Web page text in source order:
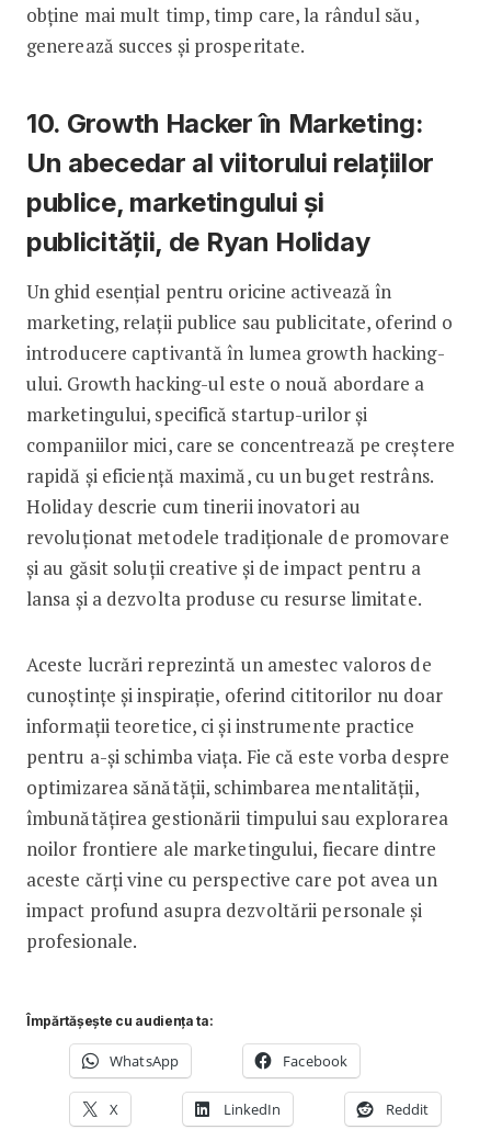
obține mai mult timp, timp care, la rândul său,
generează succes și prosperitate.
10. Growth Hacker în Marketing:
Un abecedar al viitorului relațiilor
publice, marketingului și
publicității, de Ryan Holiday
Un ghid esențial pentru oricine activează în
marketing, relații publice sau publicitate, oferind o
introducere captivantă în lumea growth hacking-
ului. Growth hacking-ul este o nouă abordare a
marketingului, specifică startup-urilor și
companiilor mici, care se concentrează pe creștere
rapidă și eficiență maximă, cu un buget restrâns.
Holiday descrie cum tinerii inovatori au
revoluționat metodele tradiționale de promovare
și au găsit soluții creative și de impact pentru a
lansa și a dezvolta produse cu resurse limitate.
Aceste lucrări reprezintă un amestec valoros de
cunoștințe și inspirație, oferind cititorilor nu doar
informații teoretice, ci și instrumente practice
pentru a-și schimba viața. Fie că este vorba despre
optimizarea sănătății, schimbarea mentalității,
îmbunătățirea gestionării timpului sau explorarea
noilor frontiere ale marketingului, fiecare dintre
aceste cărți vine cu perspective care pot avea un
impact profund asupra dezvoltării personale și
profesionale.
Împărtășește cu audiența ta:
WhatsApp Facebook
X LinkedIn Reddit